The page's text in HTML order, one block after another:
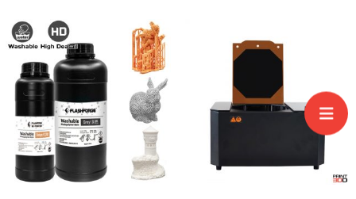
The
options
may
be
chosen
on
the
product
page